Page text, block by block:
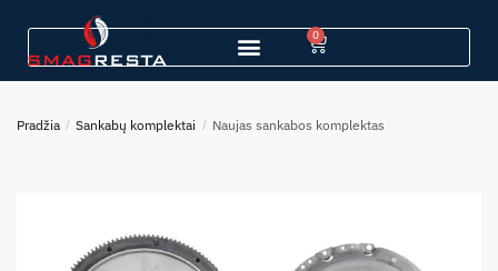
0
Pradžia / Sankabų komplektai / Naujas sankabos komplektas